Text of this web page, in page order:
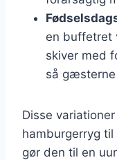
en buffetret
skiver med
så
Disse
hamburgerryg
gør den til en